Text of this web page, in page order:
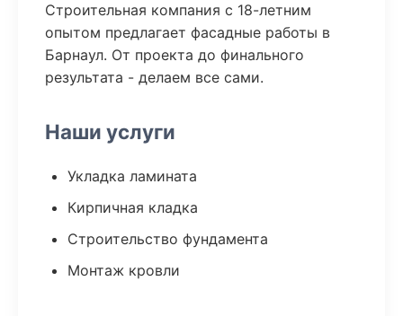
Строительная компания с 18-летним
опытом предлагает фасадные работы в
Барнаул. От проекта до финального
результата - делаем все сами.
Наши услуги
Укладка ламината
Кирпичная кладка
Строительство фундамента
Монтаж кровли